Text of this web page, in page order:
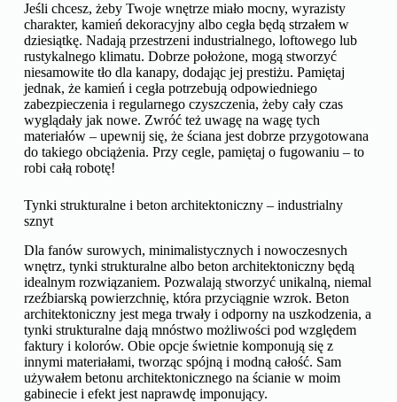
Jeśli chcesz, żeby Twoje wnętrze miało mocny, wyrazisty
charakter, kamień dekoracyjny albo cegła będą strzałem w
dziesiątkę. Nadają przestrzeni industrialnego, loftowego lub
rustykalnego klimatu. Dobrze położone, mogą stworzyć
niesamowite tło dla kanapy, dodając jej prestiżu. Pamiętaj
jednak, że kamień i cegła potrzebują odpowiedniego
zabezpieczenia i regularnego czyszczenia, żeby cały czas
wyglądały jak nowe. Zwróć też uwagę na wagę tych
materiałów – upewnij się, że ściana jest dobrze przygotowana
do takiego obciążenia. Przy cegle, pamiętaj o fugowaniu – to
robi całą robotę!
Tynki strukturalne i beton architektoniczny – industrialny
sznyt
Dla fanów surowych, minimalistycznych i nowoczesnych
wnętrz, tynki strukturalne albo beton architektoniczny będą
idealnym rozwiązaniem. Pozwalają stworzyć unikalną, niemal
rzeźbiarską powierzchnię, która przyciągnie wzrok. Beton
architektoniczny jest mega trwały i odporny na uszkodzenia, a
tynki strukturalne dają mnóstwo możliwości pod względem
faktury i kolorów. Obie opcje świetnie komponują się z
innymi materiałami, tworząc spójną i modną całość. Sam
używałem betonu architektonicznego na ścianie w moim
gabinecie i efekt jest naprawdę imponujący.